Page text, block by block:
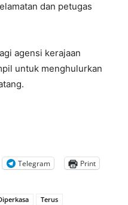
dan petugas
agensi kerajaan
untuk menghulurkan
Telegram Print
Terus